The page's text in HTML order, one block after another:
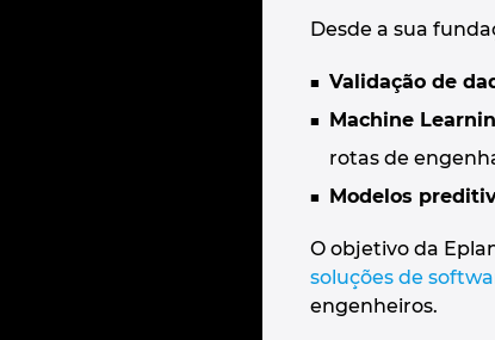
Desde a sua
Validação de
Machine
rotas de
Modelos
O objetivo da
soluções de
engenheiros.